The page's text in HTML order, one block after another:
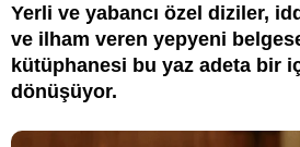
Yerli ve yabancı özel diziler,
ve ilham veren yepyeni
kütüphanesi bu yaz adeta bir
dönüşüyor.